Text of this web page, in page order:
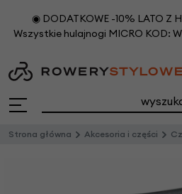
◉ DODATKOWE -10% LATO Z
Wszystkie hulajnogi MICRO KOD:
Strona główna Akcesoria i części